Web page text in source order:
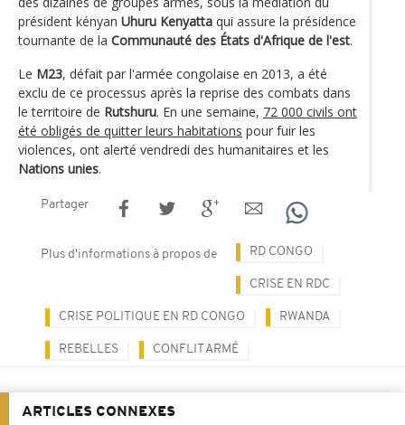
président kényan Uhuru Kenyatta qui assure la présidence
tournante de la Communauté des États d'Afrique de l'est.
Le M23, défait par l'armée congolaise en 2013, a été
exclu de ce processus après la reprise des combats dans
le territoire de Rutshuru. En une semaine, 72 000 civils ont
été obligés de quitter leurs habitations pour fuir les
violences, ont alerté vendredi des humanitaires et les
Nations unies.
Partager
Plus d'informations à propos de RD CONGO
CRISE EN RDC
CRISE POLITIQUE EN RD CONGO RWANDA
REBELLES CONFLIT ARMÉ
ARTICLES CONNEXES